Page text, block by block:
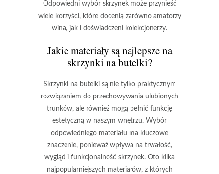
Odpowiedni wybór skrzynek może przynieść
wiele korzyści, które docenią zarówno amatorzy
wina, jak i doświadczeni kolekcjonerzy.
Jakie materiały są najlepsze na
skrzynki na butelki?
Skrzynki na butelki są nie tylko praktycznym
rozwiązaniem do przechowywania ulubionych
trunków, ale również mogą pełnić funkcję
estetyczną w naszym wnętrzu. Wybór
odpowiedniego materiału ma kluczowe
znaczenie, ponieważ wpływa na trwałość,
wygląd i funkcjonalność skrzynek. Oto kilka
najpopularniejszych materiałów, z których